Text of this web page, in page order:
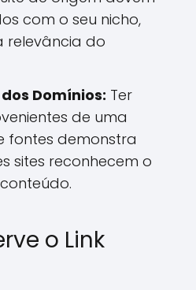
com o seu nicho,
relevância do
Domínios: Ter
de uma
fontes demonstra
sites reconhecem o
o Link